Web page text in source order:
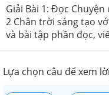
Giải Bài 1: Đọc Chuyện
2 Chân trời sáng tạo
và bài tập phần đọc,
Lựa chọn câu để xem